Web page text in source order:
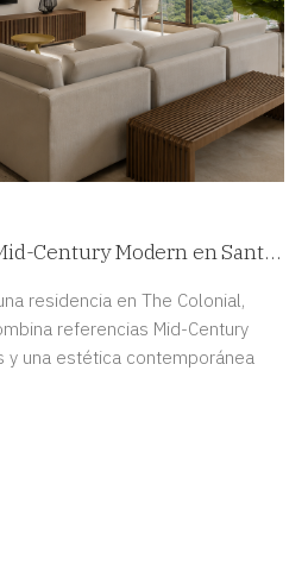
Century Modern en Santa
residencia en The Colonial,
referencias Mid-Century
y una estética contemporánea